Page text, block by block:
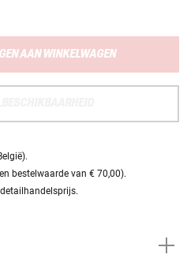
AAN WINKELWAGEN
bestelwaarde van € 70,00).